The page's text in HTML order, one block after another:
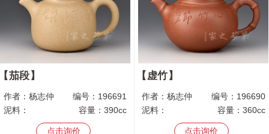
茄段
编号： 196691
作者： 杨志仲
容量：390cc
泥料：
点击询价
虚竹
编号： 196690
作者： 杨志仲
容量：360cc
泥料：
点击询价